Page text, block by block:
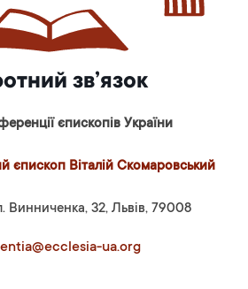
зв’язок
єпископів України
єпископ Віталій Скомаровський
Винниченка, 32, Львів, 79008
ua.org